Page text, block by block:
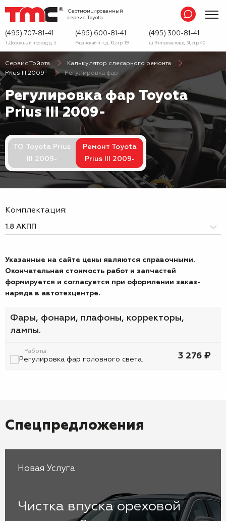
Сертифицированный
сервис Toyota
(495) 707-81-41
1-Дорожный проезд, д. 5
(495) 600-81-41
Рязанский п-т, д. 10, стр. 19
(495) 300-81-41
ш. Энтузиастов д. 31, стр. 40
Сервис Тойота
Калькулятор слесарного ремонта
Prius III 2009-
Регулировка фар
Регулировка фар Toyota
Prius III 2009-
ТО Toyota Prius
III 2009-
Ремонт Toyota
Prius III 2009-
Комплектация:
Указанные на сайте цены являются справочными.
Окончательная стоимость работ и запчастей
формируется и согласуется при оформлении заказ-
наряда в автотехцентре.
Фары, фонари, плафоны, корректоры,
лампы.
Работы
Регулировка фар головного света. 3 276 ₽
Спецпредложения
Новая Услуга
Чистка впуска ореховой